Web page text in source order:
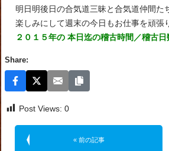
明日明後日の合気道三昧と合気道仲間た
楽しみにして週末の今日もお仕事を頑張
２０１５年の 本日迄の稽古時間／稽古
Share:
Post Views: 0
« 前の記事